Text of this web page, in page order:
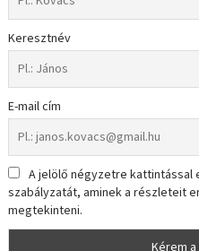
Keresztnév
E-mail cím
A jelölő négyzetre kattintással
szabályzatát, aminek a részleteit
megtekinteni.